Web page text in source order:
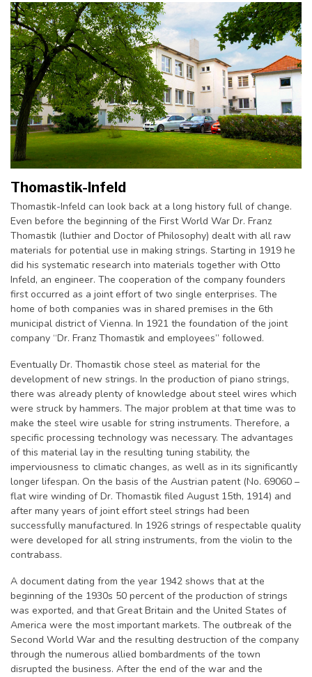
Thomastik-Infeld
Thomastik-Infeld can look back at a long history full of change.
Even before the beginning of the First World War Dr. Franz
Thomastik (luthier and Doctor of Philosophy) dealt with all raw
materials for potential use in making strings. Starting in 1919 he
did his systematic research into materials together with Otto
Infeld, an engineer. The cooperation of the company founders
first occurred as a joint effort of two single enterprises. The
home of both companies was in shared premises in the 6th
municipal district of Vienna. In 1921 the foundation of the joint
company “Dr. Franz Thomastik and employees” followed.
Eventually Dr. Thomastik chose steel as material for the
development of new strings. In the production of piano strings,
there was already plenty of knowledge about steel wires which
were struck by hammers. The major problem at that time was to
make the steel wire usable for string instruments. Therefore, a
specific processing technology was necessary. The advantages
of this material lay in the resulting tuning stability, the
imperviousness to climatic changes, as well as in its significantly
longer lifespan. On the basis of the Austrian patent (No. 69060 –
flat wire winding of Dr. Thomastik filed August 15th, 1914) and
after many years of joint effort steel strings had been
successfully manufactured. In 1926 strings of respectable quality
were developed for all string instruments, from the violin to the
contrabass.
A document dating from the year 1942 shows that at the
beginning of the 1930s 50 percent of the production of strings
was exported, and that Great Britain and the United States of
America were the most important markets. The outbreak of the
Second World War and the resulting destruction of the company
through the numerous allied bombardments of the town
disrupted the business. After the end of the war and the